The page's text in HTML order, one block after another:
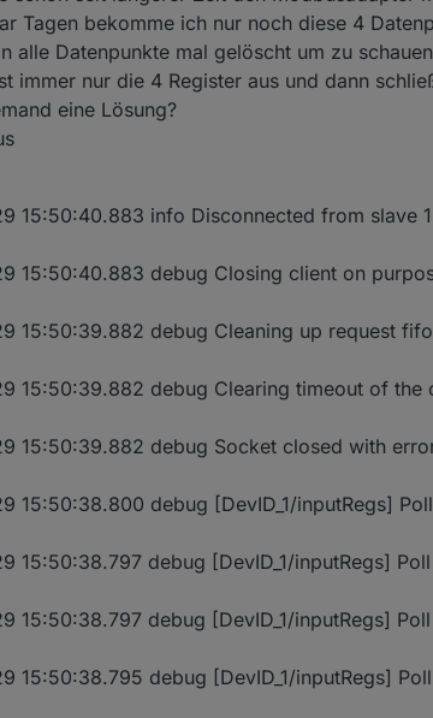
Tagen bekomme ich nur noch diese 4
alle Datenpunkte mal gelöscht um zu
immer nur die 4 Register aus und dann
eine Lösung?
15:50:40.883 info Disconnected from slave
15:50:40.883 debug Closing client on
15:50:39.882 debug Cleaning up request
15:50:39.882 debug Clearing timeout of the
15:50:39.882 debug Socket closed with
15:50:38.800 debug [DevID_1/inputRegs]
15:50:38.797 debug [DevID_1/inputRegs]
15:50:38.797 debug [DevID_1/inputRegs]
15:50:38.795 debug [DevID_1/inputRegs]